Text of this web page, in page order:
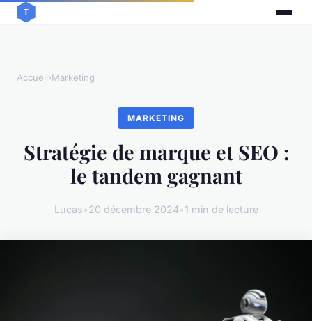
Accueil›Marketing
MARKETING
Stratégie de marque et SEO :
le tandem gagnant
Lucas•20 décembre 2024•1 min de lecture